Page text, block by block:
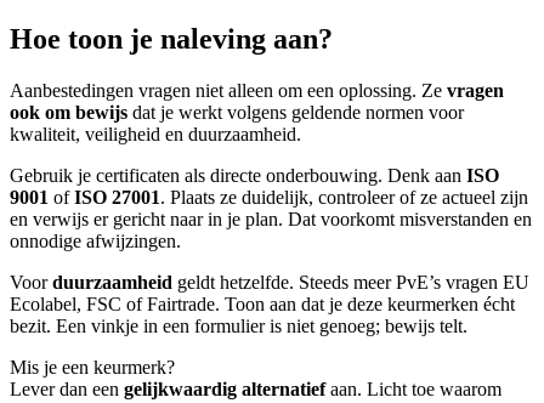
Hoe toon je naleving aan?
Aanbestedingen vragen niet alleen om een oplossing. Ze vragen
ook om bewijs dat je werkt volgens geldende normen voor
kwaliteit, veiligheid en duurzaamheid.
Gebruik je certificaten als directe onderbouwing. Denk aan ISO
9001 ofISO 27001. Plaats ze duidelijk, controleer of ze actueel zijn
en verwijs er gericht naar in je plan. Dat voorkomt misverstanden en
onnodige afwijzingen.
Voorduurzaamheid geldt hetzelfde. Steeds meer PvE’s vragen EU
Ecolabel, FSC of Fairtrade. Toon aan dat je deze keurmerken écht
bezit. Een vinkje in een formulier is niet genoeg; bewijs telt.
Mis je een keurmerk?
Lever dan een gelijkwaardig alternatiefaan. Licht toe waarom